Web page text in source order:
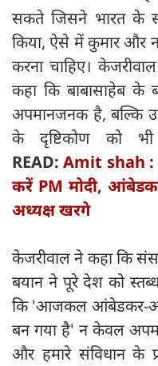
सकते जिसने भारत के
किया, ऐसे में कुमार और
करना चाहिए।
कहा कि बाबासाहेब के
अपमानजनक है, बल्कि
के दृष्टिकोण को
READ:Amit shah :
करें PM मोदी,
अध्यक्ष खरगे
केजरीवाल ने कहा कि
बयान ने पूरे देश को
कि 'आजकल आंबेडकर-
बन गया है' न केवल
और हमारे संविधान के